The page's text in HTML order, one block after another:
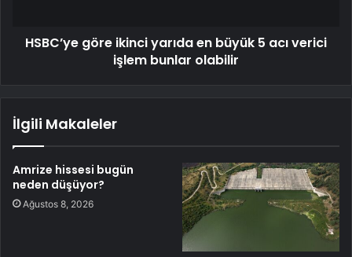
HSBC’ye göre ikinci yarıda en büyük 5 acı verici
işlem bunlar olabilir
İlgili Makaleler
Amrize hissesi bugün
neden düşüyor?
Ağustos 8, 2026